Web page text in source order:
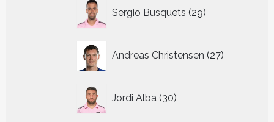
Sergio Busquets 29
producten
Andreas Christensen 27
producten
Jordi Alba 30
producten